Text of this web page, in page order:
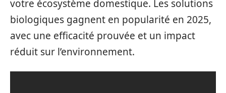
votre écosystème domestique. Les solutions
biologiques gagnent en popularité en 2025,
avec une efficacité prouvée et un impact
réduit sur l’environnement.